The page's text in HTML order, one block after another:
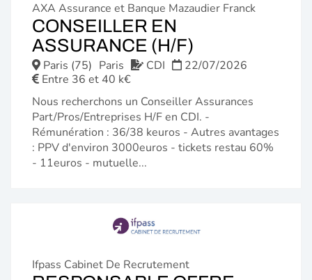
AXA Assurance et Banque Mazaudier Franck
CONSEILLER EN
ASSURANCE (H/F)
FENÊTRE)
Paris (75) Paris CDI
22/07/2026
Entre 36 et 40 k€
Nous recherchons un Conseiller Assurances
Part/Pros/Entreprises H/F en CDI. -
Rémunération : 36/38 keuros - Autres avantages
: PPV d'environ 3000euros - tickets restau 60%
- 11euros - mutuelle...
Ifpass Cabinet De Recrutement